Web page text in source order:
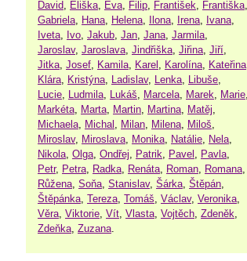
David Eliška Eva Filip František Františka
Gabriela Hana Helena Ilona Irena Ivana
Iveta Ivo Jakub Jan Jana Jarmila
Jaroslav, Jaroslava Jindřiška Jiřina Jiří
Jitka Josef Kamila Karel Karolína Kateřina
Klára Kristýna Ladislav, Lenka Libuše
Lucie Ludmila Lukáš Marcela Marek Marie
Markéta Marta Martin Martina Matěj
Michaela Michal Milan Milena Miloš
Miroslav, Miroslava Monika Natálie Nela
Nikola Olga Ondřej Patrik Pavel Pavla
Petr, Petra Radka Renáta Roman Romana
Růžena Soňa Stanislav, Šárka Štěpán
Štěpánka Tereza Tomáš Václav, Veronika
Věra Viktorie Vít Vlasta Vojtěch Zdeněk
Zdeňka Zuzana